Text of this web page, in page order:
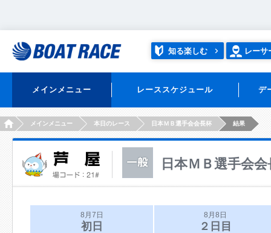
知る楽しむ レーサ
メインメニュー レーススケジュール デ
HOMEメインメニュー 本日のレース 日本ＭＢ選手会会長杯 結果
日本ＭＢ選手会
8月7日
初日
8月8日
２日目